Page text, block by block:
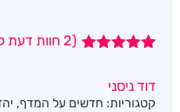
מבוסס על
דירוגים של
(
2 חוות דעת
דוד ניסני
קטגוריות: חדשים על המדף,